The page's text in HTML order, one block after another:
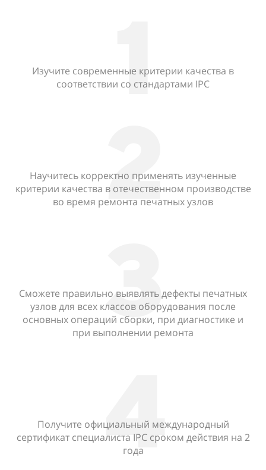
1
Изучите современные критерии качества в
соответствии со стандартами IPC
2
Научитесь корректно применять изученные
критерии качества в отечественном производстве
во время ремонта печатных узлов
3
Сможете правильно выявлять дефекты печатных
узлов для всех классов оборудования после
основных операций сборки, при диагностике и
при выполнении ремонта
4
Получите официальный международный
сертификат специалиста IPC сроком действия на 2
года